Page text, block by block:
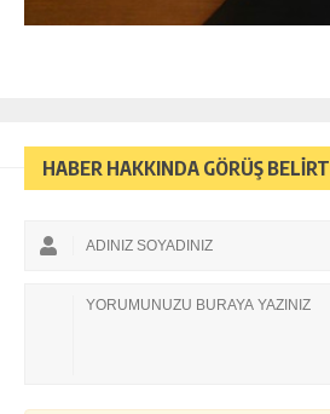
HABER HAKKINDA GÖRÜŞ BELİRT